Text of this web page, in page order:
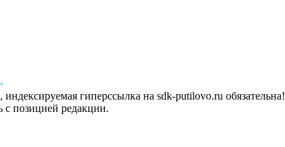
гиперссылка на sdk-putilovo.ru обязательна!
с позицией редакции.